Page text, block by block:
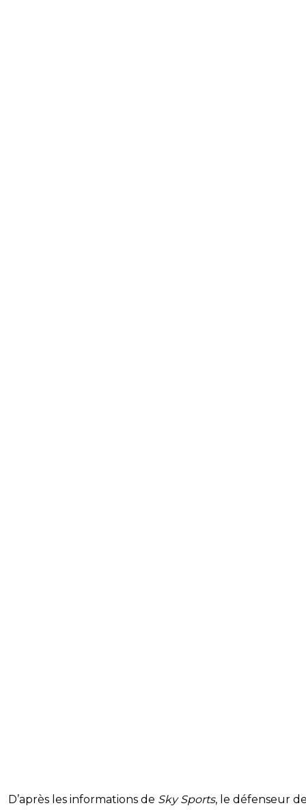
D’après les informations de Sky Sports, le défenseur